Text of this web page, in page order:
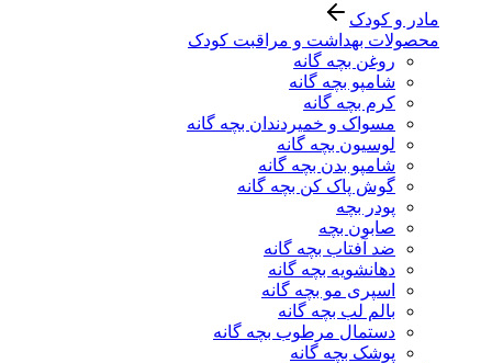
مادر و کودک
محصولات بهداشت و مراقبت کودک
روغن بچه گانه
شامپو بچه گانه
کرم بچه گانه
مسواک و خمیردندان بچه گانه
لوسیون بچه گانه
شامپو بدن بچه گانه
گوش پاک کن بچه گانه
پودر بچه
صابون بچه
ضد آفتاب بچه گانه
دهانشویه بچه گانه
اسپری مو بچه گانه
بالم لب بچه گانه
دستمال مرطوب بچه گانه
پوشک بچه گانه